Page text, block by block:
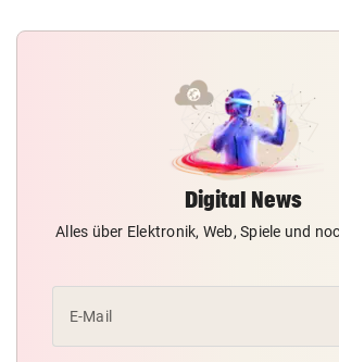
Digital News
Alles über Elektronik, Web, Spiele und
E-Mail